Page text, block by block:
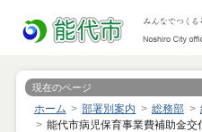
現在のページ
ホーム 部署別案内 総務部
能代市病児保育事業費補助金交